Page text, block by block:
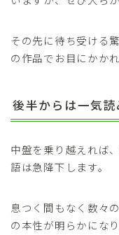
その先に待ち受ける
の作品でお目にかか
後半からは一気読
中盤を乗り越えれば
語は急降下します。
息つく間もなく数々
の本性が明らかになり